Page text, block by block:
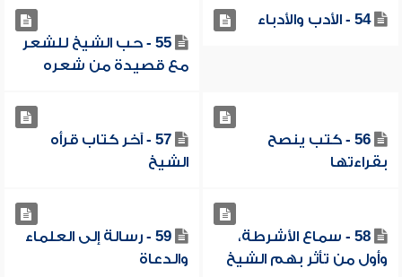
54 - الأدب والأدباء
55 - حب الشيخ للشعر
مع قصيدة من شعره
56 - كتب ينصح
بقراءتها
57 - آخر كتاب قرأه
الشيخ
58 - سماع الأشرطة،
وأول من تأثر بهم الشيخ
59 - رسالة إلى العلماء
والدعاة